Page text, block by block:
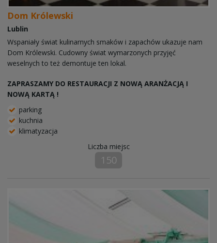
Dom Królewski
Lublin
Wspaniały świat kulinarnych smaków i zapachów ukazuje nam
Dom Królewski. Cudowny świat wymarzonych przyjęć
weselnych to też demontuje ten lokal.
ZAPRASZAMY DO RESTAURACJI Z NOWĄ ARANŻACJĄ I
NOWĄ KARTĄ !
parking
kuchnia
klimatyzacja
Liczba miejsc
150